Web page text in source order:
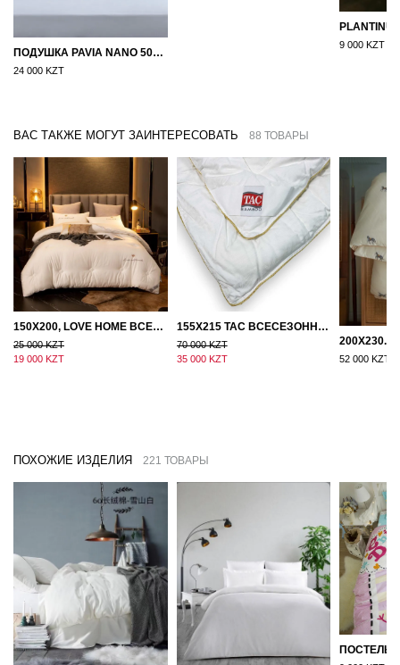
ПОДУШКА PAVIA NANO 50X70
24 000 KZT
9 000 KZT
ВАС ТАКЖЕ МОГУТ ЗАИНТЕРЕСОВАТЬ 88 ТОВАРЫ
150Х200, LOVE HOME ВСЕСЕЗОННОЕ ОДЕЯЛО ИЗ ХЛОПКА С НАПОЛНИТЕЛЕМ МИКРОГЕЛЬ
25 000 KZT
19 000 KZT
155Х215 TAC ВСЕСЕЗОННОЕ ХЛОПКОВОЕ ОДЕЯЛО ИЗ БАМБУКОВОГО ВОЛОКНА
70 000 KZT
35 000 KZT
52 000 KZT
ПОХОЖИЕ ИЗДЕЛИЯ 221 ТОВАРЫ